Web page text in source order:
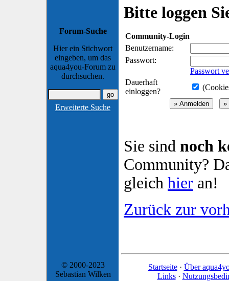
Forum-Suche
Hier ein Stichwort
eingeben, um das
aqua4you-Forum zu
durchsuchen.
Erweiterte Suche
Bitte loggen
Community-Login
Benutzername:
Passwort:
Passwort
Dauerhaft
einloggen?
Sie sind noch
Community?
gleich hier an!
Zurück zur
© 2000-2023
Sebastian Wilken
Startseite· Über
Links·